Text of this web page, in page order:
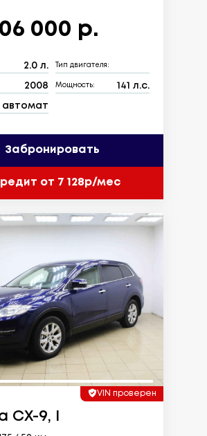
000 р.
2.0 л. Тип двигателя:
2008 Мощность: 141 л.с.
автомат
Забронировать
от 7 128р/мес
VIN проверен
CX-9, I